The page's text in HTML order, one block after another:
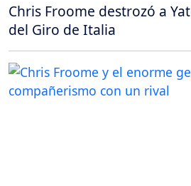
Chris Froome destrozó a
del Giro de Italia